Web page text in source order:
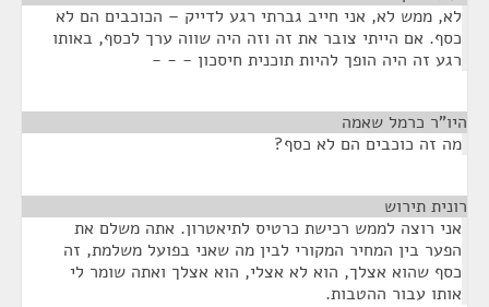
לא, ממש לא, אני חייב גברתי רגע לדייק – הכוכבים הם לא
כסף. אם הייתי צובר את זה וזה היה שווה ערך לכסף, באותו
רגע זה היה הופך להיות תוכנית חיסכון - - -
היו"ר כרמל שאמה
מה זה כוכבים הם לא כסף?
רונית תירוש
אני רוצה לממש רכישת כרטיס לתיאטרון. אתה משלם את
הפער בין המחיר המקורי לבין מה שאני בפועל משלמת, זה
כסף שהוא אצלך, הוא לא אצלי, הוא אצלך ואתה שומר לי
אותו עבור ההטבות.